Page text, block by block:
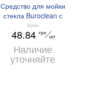
Средство для мойки
стекла Buroclean с
распылителем 500мл
морская свежесть
10700601
Цена
48.84 грн
шт
Наличие
уточняйте